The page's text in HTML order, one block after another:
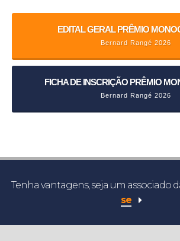
EDITAL GERAL PRÊMIO
Bernard Rangé 2026
FICHA DE INSCRIÇÃO PRÊMIO
Bernard Rangé 2026
Tenha vantagens, seja um associado
se